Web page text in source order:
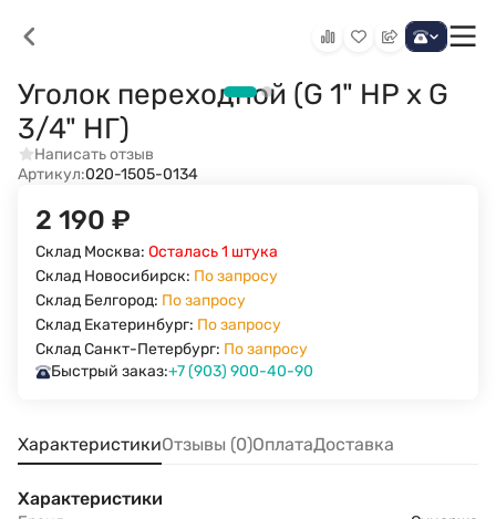
Уголок переходной (G 1" НР х G
3/4" НГ)
Написать отзыв
Артикул:020-1505-0134
2 190 ₽
Склад Москва: Осталась 1 штука
Склад Новосибирск: По запросу
Склад Белгород: По запросу
Склад Екатеринбург: По запросу
Склад Санкт-Петербург: По запросу
Быстрый заказ:+7 (903) 900-40-90
ХарактеристикиОтзывы (0)ОплатаДоставка
Характеристики